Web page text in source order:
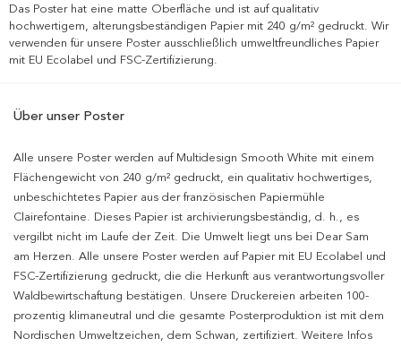
Das Poster hat eine matte Oberfläche und ist auf qualitativ
hochwertigem, alterungsbeständigen Papier mit 240 g/m² gedruckt. Wir
verwenden für unsere Poster ausschließlich umweltfreundliches Papier
mit EU Ecolabel und FSC-Zertifizierung.
Über unser Poster
Alle unsere Poster werden auf Multidesign Smooth White mit einem
Flächengewicht von 240 g/m² gedruckt, ein qualitativ hochwertiges,
unbeschichtetes Papier aus der französischen Papiermühle
Clairefontaine. Dieses Papier ist archivierungsbeständig, d. h., es
vergilbt nicht im Laufe der Zeit. Die Umwelt liegt uns bei Dear Sam
am Herzen. Alle unsere Poster werden auf Papier mit EU Ecolabel und
FSC-Zertifizierung gedruckt, die die Herkunft aus verantwortungsvoller
Waldbewirtschaftung bestätigen. Unsere Druckereien arbeiten 100-
prozentig klimaneutral und die gesamte Posterproduktion ist mit dem
Nordischen Umweltzeichen, dem Schwan, zertifiziert. Weitere Infos